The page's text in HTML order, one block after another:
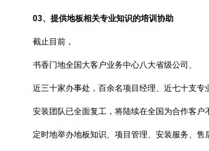
03、 提供地板相关专业知识的培训协助
截止目前，
书香门地全国大客户业务中心八大省级公司、
近三十家办事处，百余名项目经理、近七十支专
安装团队已全面复工，将陆续在全国为合作客户
定时地举办地板知识、项目管理、安装服务、售